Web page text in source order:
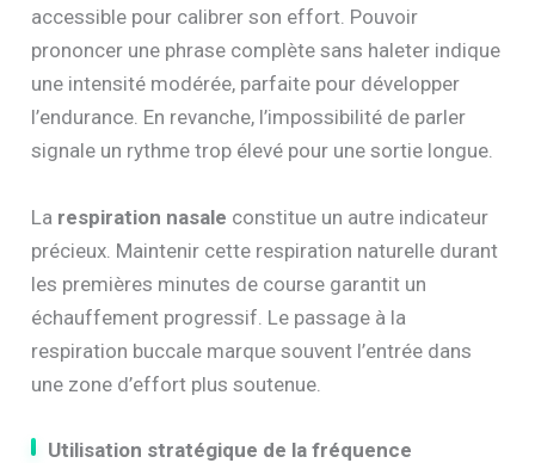
accessible pour calibrer son effort. Pouvoir
prononcer une phrase complète sans haleter indique
une intensité modérée, parfaite pour développer
l’endurance. En revanche, l’impossibilité de parler
signale un rythme trop élevé pour une sortie longue.
La respiration nasale constitue un autre indicateur
précieux. Maintenir cette respiration naturelle durant
les premières minutes de course garantit un
échauffement progressif. Le passage à la
respiration buccale marque souvent l’entrée dans
une zone d’effort plus soutenue.
Utilisation stratégique de la fréquence